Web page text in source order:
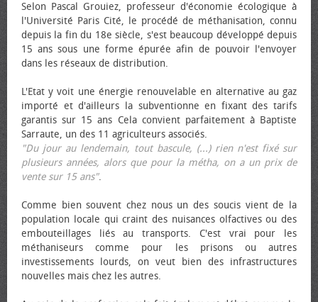
Selon Pascal Grouiez, professeur d'économie écologique à
l'Université Paris Cité, le procédé de méthanisation, connu
depuis la fin du 18e siècle, s'est beaucoup développé depuis
15 ans sous une forme épurée afin de pouvoir l'envoyer
dans les réseaux de distribution.
L'Etat y voit une énergie renouvelable en alternative au gaz
importé et d'ailleurs la subventionne en fixant des tarifs
garantis sur 15 ans Cela convient parfaitement à Baptiste
Sarraute, un des 11 agriculteurs associés.
"Du jour au lendemain, tout bascule, (...) rien n'est fixé sur
plusieurs années, alors que pour la métha, on a un prix de
vente sur 15 ans".
Comme bien souvent chez nous un des soucis vient de la
population locale qui craint des nuisances olfactives ou des
embouteillages liés au transports. C'est vrai pour les
méthaniseurs comme pour les prisons ou autres
investissements lourds, on veut bien des infrastructures
nouvelles mais chez les autres.